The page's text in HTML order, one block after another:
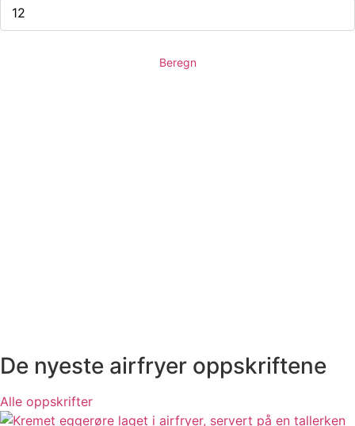
Beregn
De nyeste airfryer oppskriftene
Alle oppskrifter